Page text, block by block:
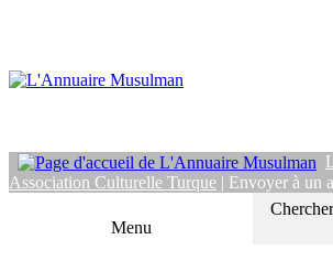
Association Culturelle Turque | Envoyer à un
Menu